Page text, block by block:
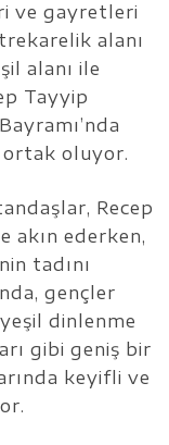
ve gayretleri
alanı
alanı ile
Tayyip
ortak oluyor.
Recep
akın ederken,
tadını
gençler
dinlenme
gibi geniş bir
keyifli ve